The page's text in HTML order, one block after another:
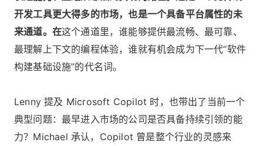
开发工具更大得多的市场，也是一个具备平台属性的未
来通道。在这个通道里，谁能够提供最流畅、最可靠、
最理解上下文的编程体验，谁就有机会成为下一代“软件
构建基础设施”的代名词。
Lenny 提及 Microsoft Copilot 时，也带出了当前一个
典型问题：最早进入市场的公司是否具备持续引领的能
力？Michael 承认，Copilot 曾是整个行业的灵感来